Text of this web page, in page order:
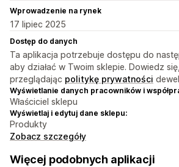
Wprowadzenie na rynek
17 lipiec 2025
Dostęp do danych
Ta aplikacja potrzebuje dostępu do
aby działać w Twoim sklepie. Dowiedz
przeglądając politykę prywatności
Wyświetlanie danych pracowników i
Właściciel sklepu
Wyświetlaj i edytuj dane sklepu:
Produkty
Zobacz szczegóły
Więcej podobnych aplikacji